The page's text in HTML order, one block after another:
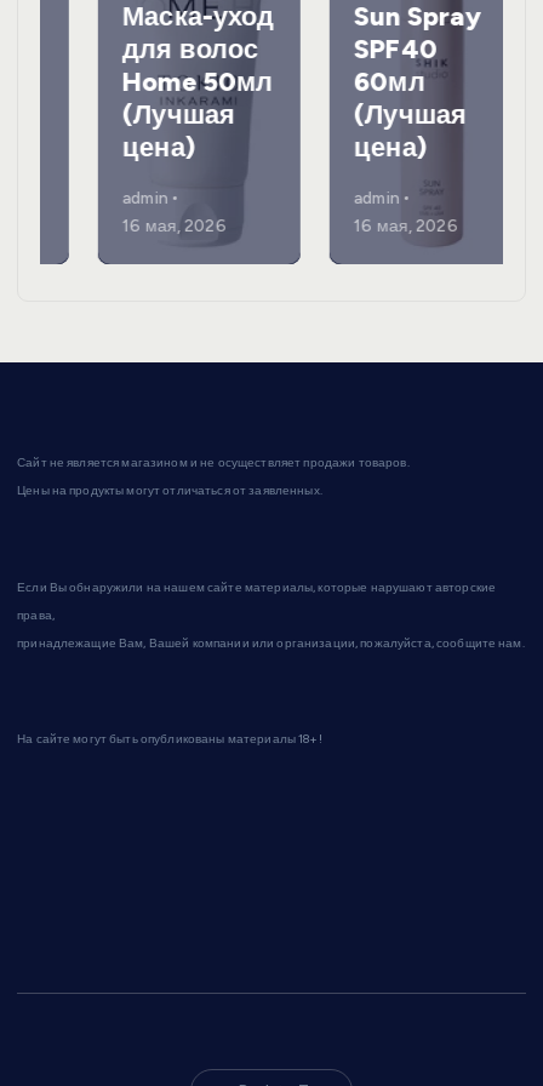
Маска-уход
для волос
Home 50мл
(Лучшая
цена)
admin
16 мая, 2026
Sun Spray
SPF40
60мл
(Лучшая
цена)
admin
16 мая, 2026
Сайт не является магазином и не осуществляет продажи товаров.
Цены на продукты могут отличаться от заявленных.
Если Вы обнаружили на нашем сайте материалы, которые нарушают авторские
права,
принадлежащие Вам, Вашей компании или организации, пожалуйста, сообщите нам.
На сайте могут быть опубликованы материалы 18+!